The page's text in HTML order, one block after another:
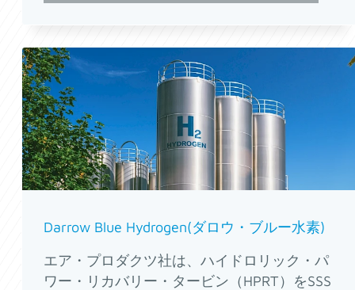
Darrow Blue Hydrogen(ダロウ・ブルー水素)
エア・プロダクツ社は、ハイドロリック・パ
ワー・リカバリー・タービン（HPRT）をSSS